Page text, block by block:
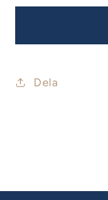
för
med
25
Dela